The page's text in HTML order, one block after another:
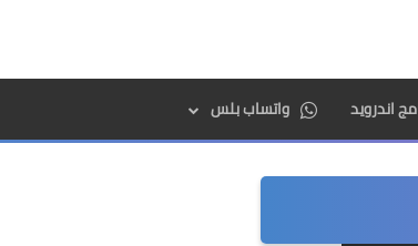
اندرويد واتساب بلس